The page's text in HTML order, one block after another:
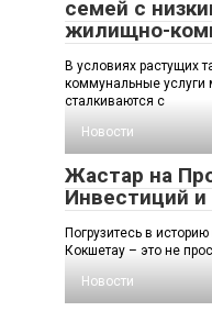
семей с
жилищно-
В условиях растущих
коммунальные
сталкиваются с
Новости
Жастар на
Инвестиций
Погрузитесь в
Кокшетау – это не
Новости